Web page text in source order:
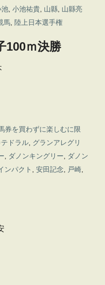
池, 小池祐貴, 山縣, 山縣亮
馬, 陸上日本選手権
100ｍ決勝
券を買わずに楽しむに限
テドラル, グランアレグリ
ダノンキングリー
ダノン
ンパクト 安田記念 戸崎,